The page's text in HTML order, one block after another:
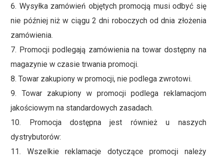
6. Wysyłka zamówień objętych promocją musi odbyć się
nie później niż w ciągu 2 dni roboczych od dnia złożenia
zamówienia.
7. Promocji podlegają zamówienia na towar dostępny na
magazynie w czasie trwania promocji.
8. Towar zakupiony w promocji, nie podlega zwrotowi.
9. Towar zakupiony w promocji podlega reklamacjom
jakościowym na standardowych zasadach.
10. Promocja dostępna jest również u naszych
dystrybutorów:
11. Wszelkie reklamacje dotyczące promocji należy